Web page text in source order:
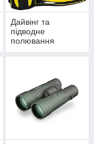
Дайвінг та
підводне
полювання